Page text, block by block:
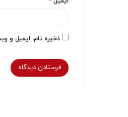
ذخیره نام، ایمیل و